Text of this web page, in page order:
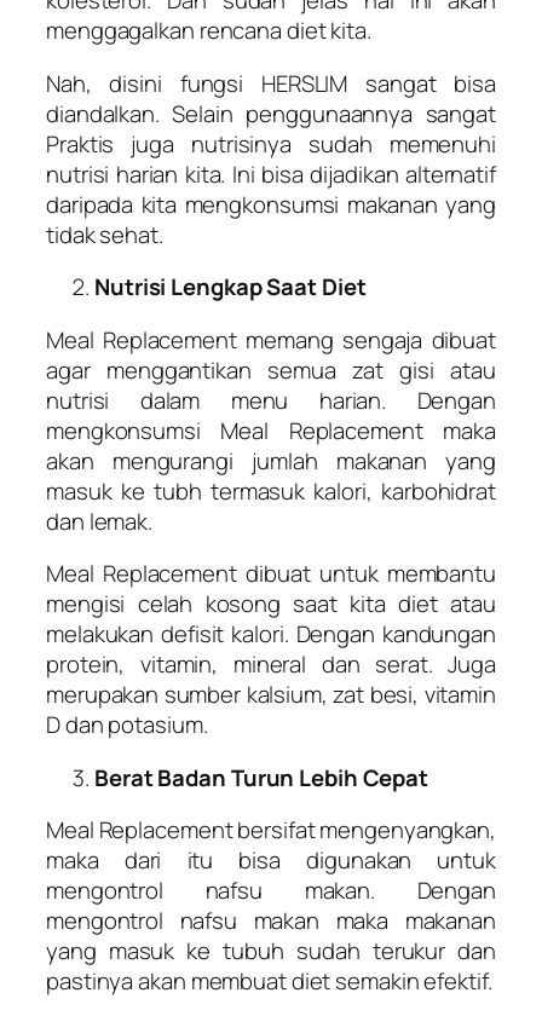
menggagalkan rencana diet kita.
Nah, disini fungsi HERSLIM sangat bisa
diandalkan. Selain penggunaannya sangat
Praktis juga nutrisinya sudah memenuhi
nutrisi harian kita. Ini bisa dijadikan alternatif
daripada kita mengkonsumsi makanan yang
tidak sehat.
Nutrisi Lengkap Saat Diet
Meal Replacement memang sengaja dibuat
agar menggantikan semua zat gisi atau
nutrisi dalam menu harian. Dengan
mengkonsumsi Meal Replacement maka
akan mengurangi jumlah makanan yang
masuk ke tubh termasuk kalori, karbohidrat
dan lemak.
Meal Replacement dibuat untuk membantu
mengisi celah kosong saat kita diet atau
melakukan defisit kalori. Dengan kandungan
protein, vitamin, mineral dan serat. Juga
merupakan sumber kalsium, zat besi, vitamin
D dan potasium.
Berat Badan Turun Lebih Cepat
Meal Replacement bersifat mengenyangkan,
maka dari itu bisa digunakan untuk
mengontrol nafsu makan. Dengan
mengontrol nafsu makan maka makanan
yang masuk ke tubuh sudah terukur dan
pastinya akan membuat diet semakin efektif.